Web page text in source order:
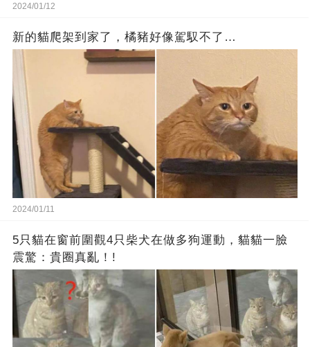
2024/01/12
新的貓爬架到家了，橘豬好像駕馭不了…
2024/01/11
5只貓在窗前圍觀4只柴犬在做多狗運動，貓貓一臉
震驚：貴圈真亂！!